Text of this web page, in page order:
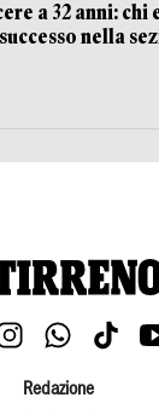
a 32 anni: chi
nella
Redazione